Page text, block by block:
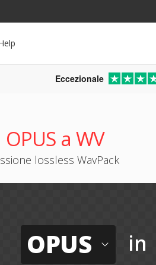
Eccezionale
a WV
lossless WavPack
OPUS in